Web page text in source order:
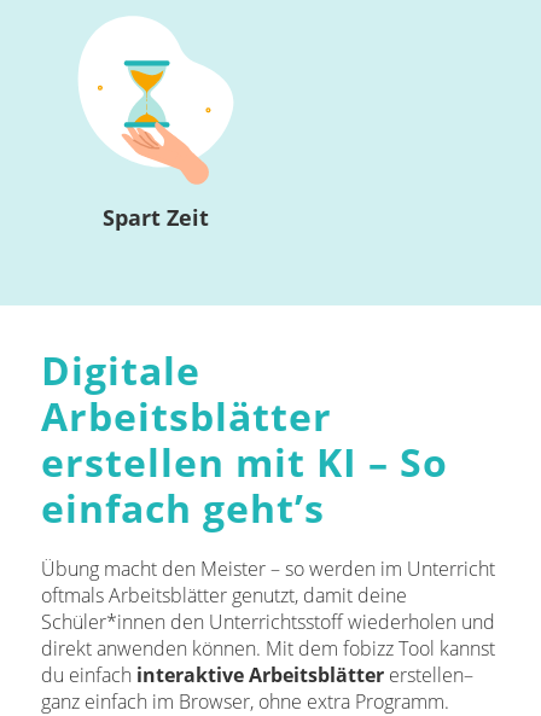
Spart Zeit
Digitale
Arbeitsblätter
erstellen mit KI – So
einfach geht’s
Übung macht den Meister – so werden im Unterricht
oftmals Arbeitsblätter genutzt, damit deine
Schüler*innen den Unterrichtsstoff wiederholen und
direkt anwenden können. Mit dem fobizz Tool kannst
du einfach interaktive Arbeitsblättererstellen–
ganz einfach im Browser, ohne extra Programm.